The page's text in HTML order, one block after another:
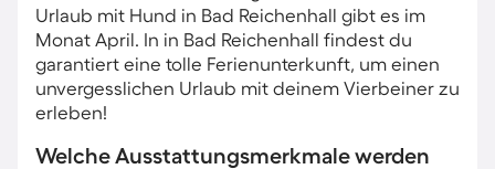
Urlaub mit Hund in Bad Reichenhall gibt es im
Monat April. In in Bad Reichenhall findest du
garantiert eine tolle Ferienunterkunft, um einen
unvergesslichen Urlaub mit deinem Vierbeiner zu
erleben!
Welche Ausstattungsmerkmale werden